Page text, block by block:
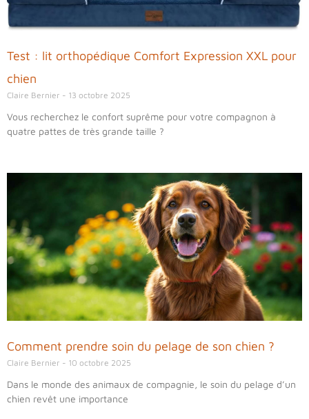
Test : lit orthopédique Comfort Expression XXL pour
chien
Claire Bernier 13 octobre 2025
Vous recherchez le confort suprême pour votre compagnon à
quatre pattes de très grande taille ?
Comment prendre soin du pelage de son chien ?
Claire Bernier 10 octobre 2025
Dans le monde des animaux de compagnie, le soin du pelage d’un
chien revêt une importance